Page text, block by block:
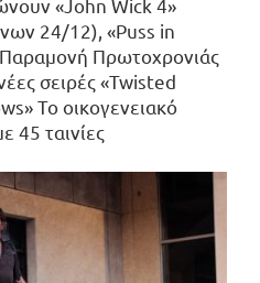
«John Wick 4»
24/12), «Puss in
Πρωτοχρονιάς
σειρές «Twisted
Το οικογενειακό
45 ταινίες